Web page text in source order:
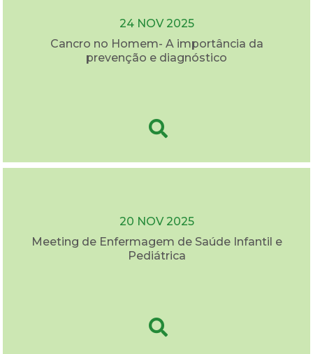
24 NOV 2025
Cancro no Homem- A importância da
prevenção e diagnóstico
20 NOV 2025
Meeting de Enfermagem de Saúde Infantil e
Pediátrica